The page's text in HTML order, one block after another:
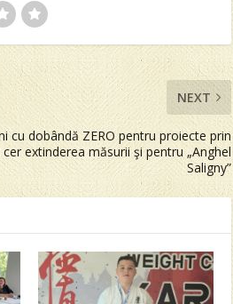
NEXT
cu dobândă ZERO pentru proiecte prin
extinderea măsurii şi pentru „Anghel
Saligny”